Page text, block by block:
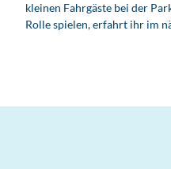
kleinen Fahrgäste bei der
Rolle spielen, erfahrt ihr im